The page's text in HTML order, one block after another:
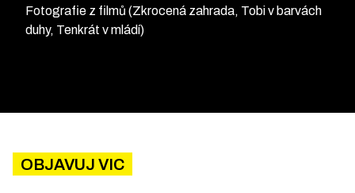
Fotografie z filmů (Zkrocená zahrada, Tobi v barvách
duhy, Tenkrát v mládí)
OBJAVUJ VIC